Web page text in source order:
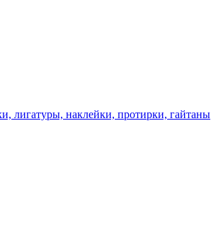
лигатуры, наклейки, протирки, гайтаны